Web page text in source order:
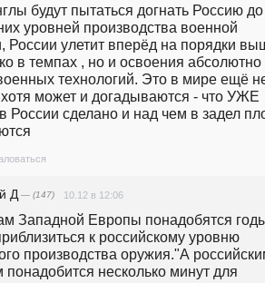
будут пытаться догнать Россию до
уровней производства военной
России улетит вперёд на порядки
в темпах , но и освоения абсолютно
технологий. Это в мире ещё
может и догадываются - что УЖЕ
России сделано и над чем в задел
Д — (147) 10.12 в 12:06
Западной Европы понадобятся
к российскому уровню
производства оружия."А
понадобится несколько минут для